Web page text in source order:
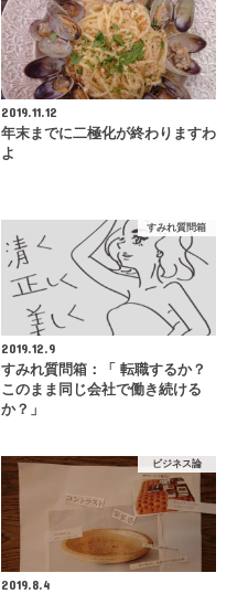
2019.11.12
年末までに二極化が終わりますわ
よ
すみれ質問箱
2019.12.9
すみれ質問箱：「 転職するか？
このまま同じ会社で働き続ける
か？」
ビジネス論
2019.8.4